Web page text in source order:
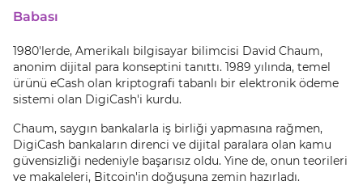
Babası
1980'lerde, Amerikalı bilgisayar bilimcisi David Chaum,
anonim dijital para konseptini tanıttı. 1989 yılında, temel
ürünü eCash olan kriptografi tabanlı bir elektronik ödeme
sistemi olan DigiCash'i kurdu.
Chaum, saygın bankalarla iş birliği yapmasına rağmen,
DigiCash bankaların direnci ve dijital paralara olan kamu
güvensizliği nedeniyle başarısız oldu. Yine de, onun teorileri
ve makaleleri, Bitcoin'in doğuşuna zemin hazırladı.